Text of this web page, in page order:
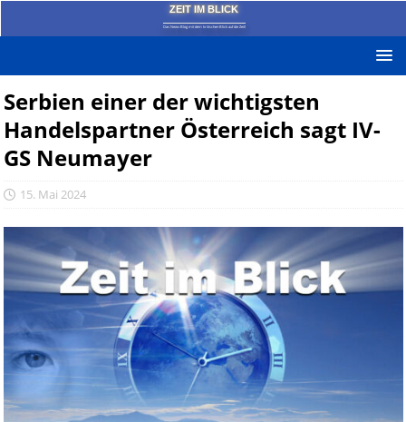
ZEIT IM BLICK
Das News-Blog mit dem kritischen Blick auf die Zeit!
Serbien einer der wichtigsten
Handelspartner Österreich sagt IV-
GS Neumayer
15. Mai 2024